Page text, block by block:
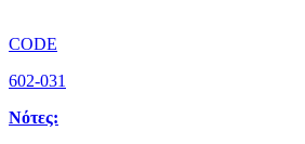
CODE
602-031
Νότες: